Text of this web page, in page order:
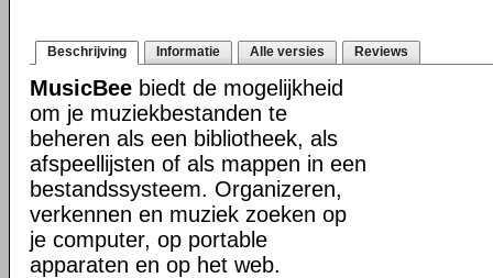
Beschrijving Informatie Alle versies Reviews
MusicBee biedt de mogelijkheid
om je muziekbestanden te
beheren als een bibliotheek, als
afspeellijsten of als mappen in een
bestandssysteem. Organizeren,
verkennen en muziek zoeken op
je computer, op portable
apparaten en op het web.